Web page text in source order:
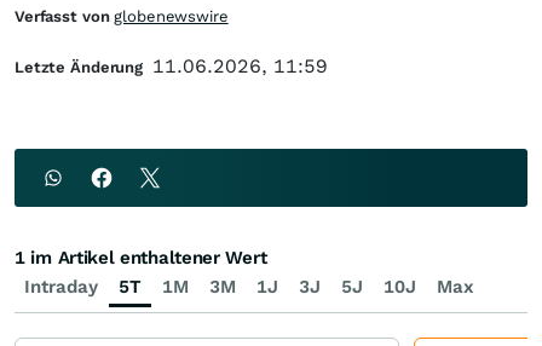
Verfasst vonglobenewswire
Letzte Änderung 11.06.2026, 11:59
Intraday 5T 1M 3M 1J 3J 5J 10J Max
1 im Artikel enthaltener Wert